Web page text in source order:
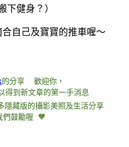
下健身？）
自己及寶寶的推車喔～
的分享
歡迎你，
到新文章的第一手消息
藏版的攝影美照及生活分享
們鼓勵喔 🧡